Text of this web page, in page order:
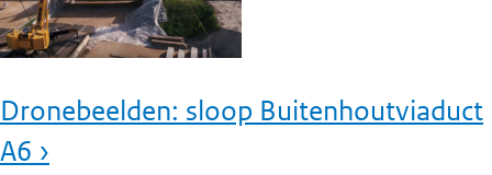
Dronebeelden: sloop Buitenhoutviaduct
A6 ›